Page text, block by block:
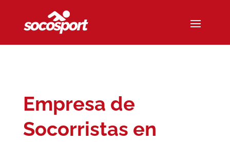
Empresa de
Socorristas en